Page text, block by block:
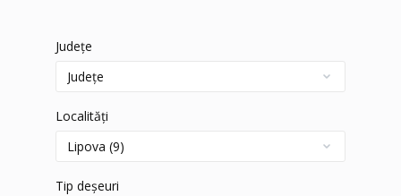
Județe
Localități
Tip deșeuri